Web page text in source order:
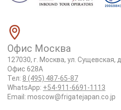
Офис Москва
127030, г. Москва, ул. Сущевская,
Офис 628А
Тел: 8 (495) 487-65-87
WhatsApp: +54-911-6691-1113
Email: moscow@frigatejapan.co.jp